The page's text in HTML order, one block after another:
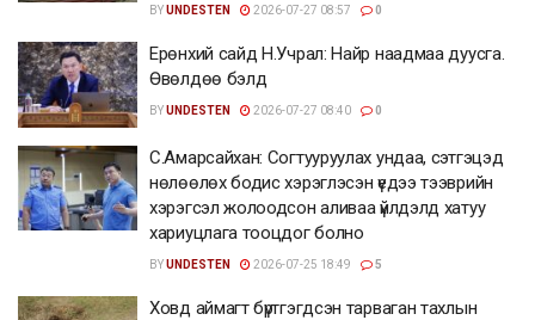
BYUNDESTEN 2026-07-27 08:57 0
Ерөнхий сайд Н.Учрал: Найр наадмаа дуусга.
Өвөлдөө бэлд
BYUNDESTEN 2026-07-27 08:40 0
С.Амарсайхан: Согтууруулах ундаа, сэтгэцэд
нөлөөлөх бодис хэрэглэсэн үедээ тээврийн
хэрэгсэл жолоодсон аливаа үйлдэлд хатуу
хариуцлага тооцдог болно
BYUNDESTEN 2026-07-25 18:49 5
Ховд аймагт бүртгэгдсэн тарваган тахлын